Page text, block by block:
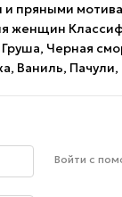
и пряными
Черная
Ваниль,
Войти с